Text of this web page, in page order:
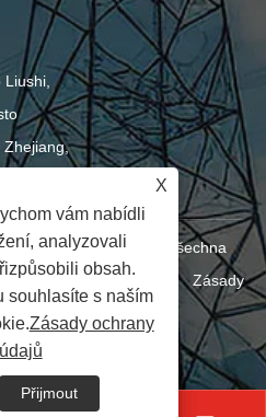
Zhejiang,
Zikai Electric Co., Ltd. Všechna
|RSS|XML |Zásady
údajů
|
X
vám nabídli
analyzovali
obsah.
souhlasíte s naším
Zásady ochrany
Přijmout